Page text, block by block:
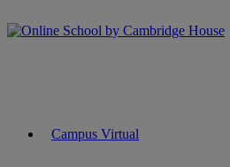
Campus Virtual